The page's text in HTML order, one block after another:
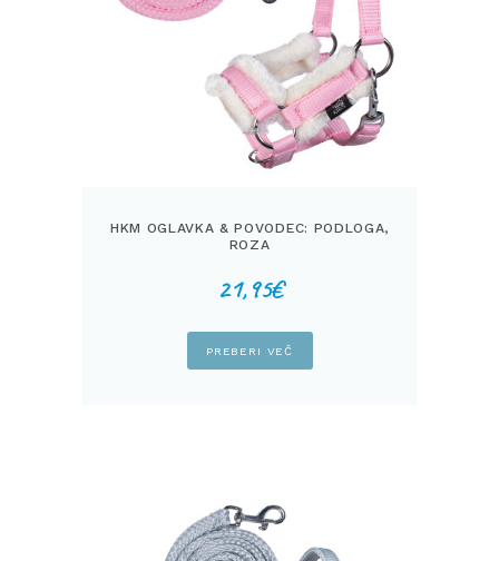
HKM OGLAVKA & POVODEC: PODLOGA,
ROZA
21,95€
PREBERI VEČ